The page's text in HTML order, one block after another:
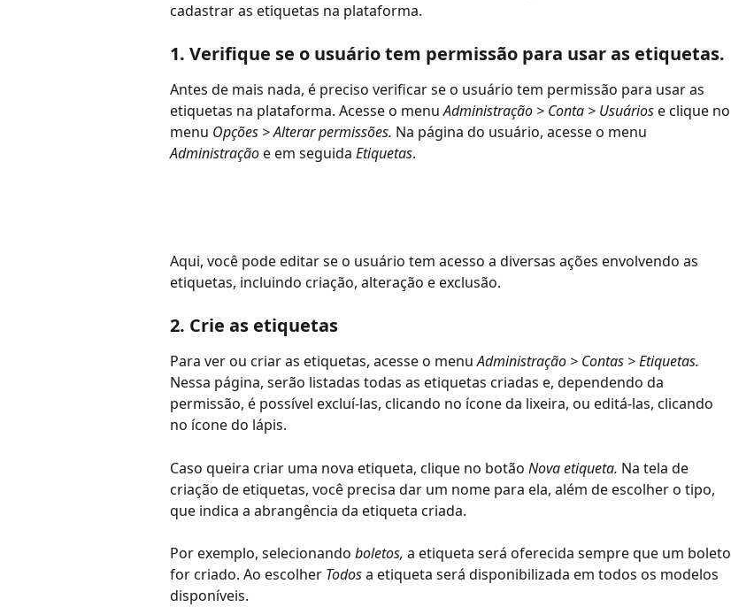
cadastrar as etiquetas na plataforma.
1. Verifique se o usuário tem permissão para usar as etiquetas.
Antes de mais nada, é preciso verificar se o usuário tem permissão para usar as
etiquetas na plataforma. Acesse o menu Administração > Conta > Usuários e clique no
menu Opções > Alterar permissões. Na página do usuário, acesse o menu
Administração e em seguida Etiquetas.
Aqui, você pode editar se o usuário tem acesso a diversas ações envolvendo as
etiquetas, incluindo criação, alteração e exclusão.
2. Crie as etiquetas
Para ver ou criar as etiquetas, acesse o menu Administração > Contas > Etiquetas.
Nessa página, serão listadas todas as etiquetas criadas e, dependendo da
permissão, é possível excluí-las, clicando no ícone da lixeira, ou editá-las, clicando
no ícone do lápis.
Caso queira criar uma nova etiqueta, clique no botão Nova etiqueta. Na tela de
criação de etiquetas, você precisa dar um nome para ela, além de escolher o tipo,
que indica a abrangência da etiqueta criada.
Por exemplo, selecionando boletos, a etiqueta será oferecida sempre que um boleto
for criado. Ao escolher Todos a etiqueta será disponibilizada em todos os modelos
disponíveis.